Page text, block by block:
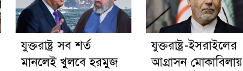
যুক্তরাষ্ট্র সব শর্ত
মানলেই খুলবে হরমুজ
যুক্তরাষ্ট্র-ইসরাইলের
আগ্রাসন মোকাবিলায়